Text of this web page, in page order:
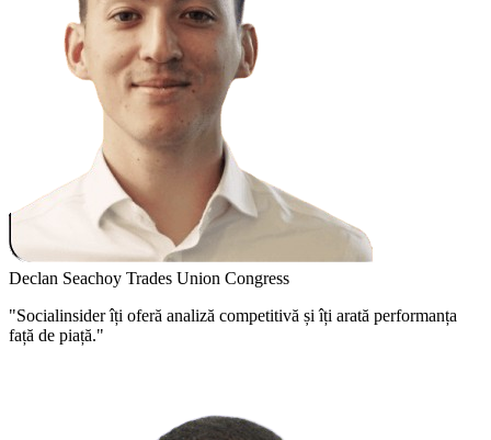
Declan Seachoy Trades Union Congress
"Socialinsider îți oferă analiză competitivă și îți arată performanța
față de piață."